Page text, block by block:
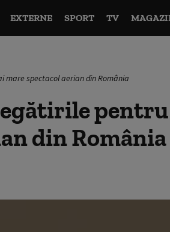
EXTERNE SPORT TV
mare spectacol aerian din România
pentru
din România